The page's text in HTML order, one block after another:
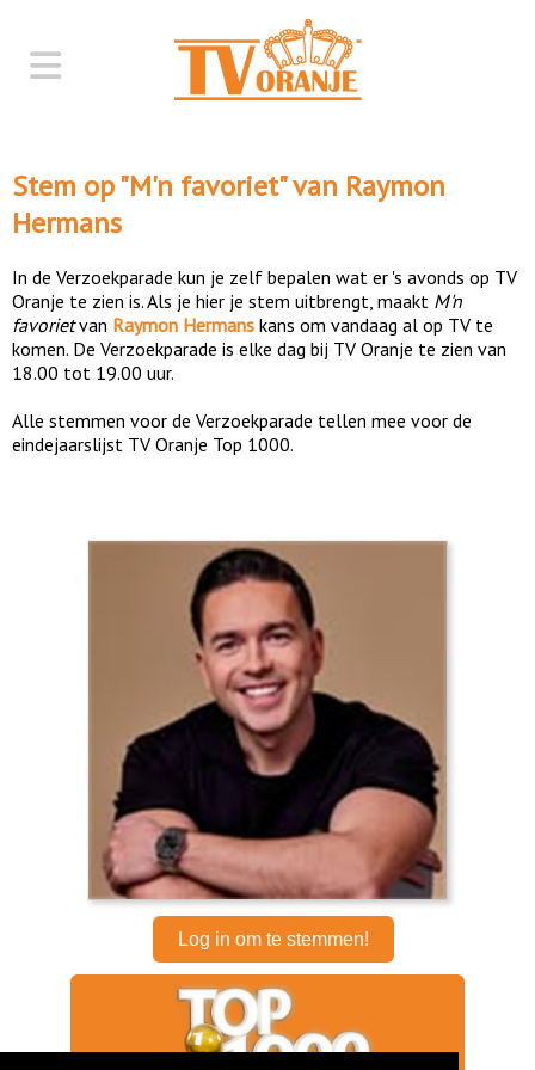
Stem op "M'n favoriet" van Raymon
Hermans
In de Verzoekparade kun je zelf bepalen wat er 's avonds op TV
Oranje te zien is. Als je hier je stem uitbrengt, maakt M'n
favorietvan Raymon Hermans kans om vandaag al op TV te
komen. De Verzoekparade is elke dag bij TV Oranje te zien van
18.00 tot 19.00 uur.
Alle stemmen voor de Verzoekparade tellen mee voor de
eindejaarslijst TV Oranje Top 1000.
Log in om te stemmen!